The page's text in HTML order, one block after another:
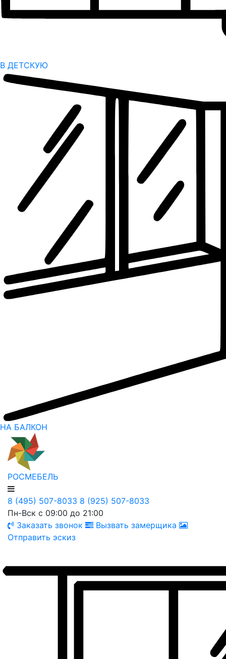
В ДЕТСКУЮ
НА БАЛКОН
РОСМЕБЕЛЬ
8 (495) 507-8033 8 (925) 507-8033
Пн-Вск с 09:00 до 21:00
Заказать звонок
Вызвать замерщика
Отправить эскиз